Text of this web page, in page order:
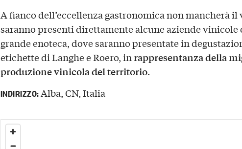
A fianco dell’eccellenza gastronomica non mancherà il
saranno presenti direttamente alcune aziende vinicole
grande enoteca, dove saranno presentate in
etichette di Langhe e Roero, inrappresentanza della
produzione vinicola del territorio.
INDIRIZZO:Alba, CN, Italia